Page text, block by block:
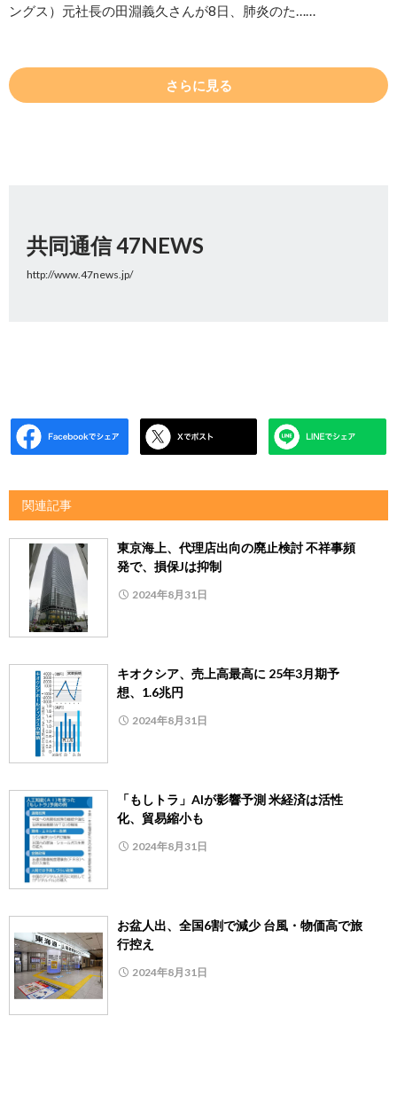
ングス）元社長の田淵義久さんが8日、肺炎のた……
さらに見る
共同通信 47NEWS
http://www.47news.jp/
関連記事
東京海上、代理店出向の廃止検討 不祥事頻
発で、損保Jは抑制
2024年8月31日
キオクシア、売上高最高に 25年3月期予
想、1.6兆円
2024年8月31日
「もしトラ」AIが影響予測 米経済は活性
化、貿易縮小も
2024年8月31日
お盆人出、全国6割で減少 台風・物価高で旅
行控え
2024年8月31日